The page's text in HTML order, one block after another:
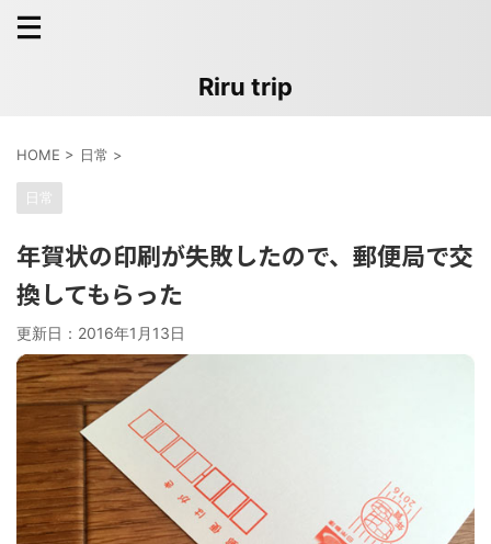
Riru trip
HOME > 日常 >
日常
年賀状の印刷が失敗したので、郵便局で交
換してもらった
更新日： 2016年1月13日